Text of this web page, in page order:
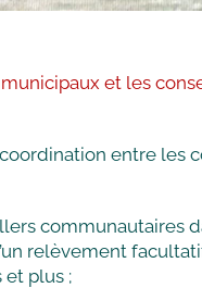
et les
entre les
communautaires
relèvement
plus ;